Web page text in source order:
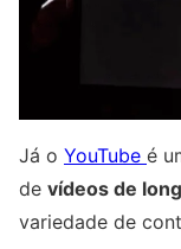
Já o YouTube é
de vídeos de
variedade de